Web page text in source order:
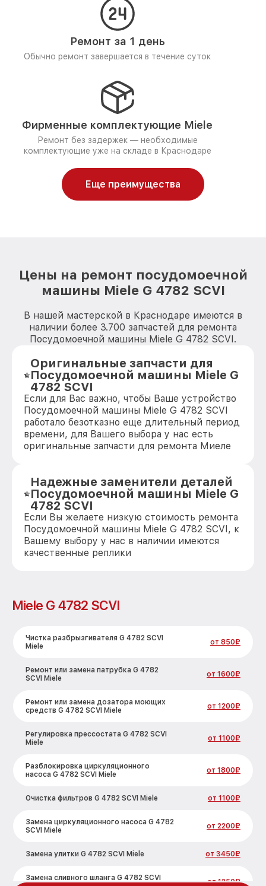
Ремонт за 1 день
Обычно ремонт завершается в течение суток
Фирменные комплектующие Miele
Ремонт без задержек — необходимые
комплектующие уже на складе в Краснодаре
Еще преимущества
Цены на ремонт посудомоечной
машины Miele G 4782 SCVI
В нашей мастерской в Краснодаре имеются в
наличии более 3.700 запчастей для ремонта
Посудомоечной машины Miele G 4782 SCVI.
Оригинальные запчасти для
Посудомоечной машины Miele G
4782 SCVI
Если для Вас важно, чтобы Ваше устройство
Посудомоечной машины Miele G 4782 SCVI
работало безотказно еще длительный период
времени, для Вашего выбора у нас есть
оригинальные запчасти для ремонта Миеле
Надежные заменители деталей
Посудомоечной машины Miele G
4782 SCVI
Если Вы желаете низкую стоимость ремонта
Посудомоечной машины Miele G 4782 SCVI, к
Вашему выбору у нас в наличии имеются
качественные реплики
Miele G 4782 SCVI
Чистка разбрызгивателя G 4782 SCVI
Miele
от 850₽
Ремонт или замена патрубка G 4782
SCVI Miele
от 1600₽
Ремонт или замена дозатора моющих
средств G 4782 SCVI Miele
от 1200₽
Регулировка прессостата G 4782 SCVI
Miele
от 1100₽
Разблокировка циркуляционного
насоса G 4782 SCVI Miele
от 1800₽
Очистка фильтров G 4782 SCVI Miele от 1100₽
Замена циркуляционного насоса G 4782
SCVI Miele
от 2200₽
Замена улитки G 4782 SCVI Miele от 3450₽
Замена сливного шланга G 4782 SCVI
от 1250₽